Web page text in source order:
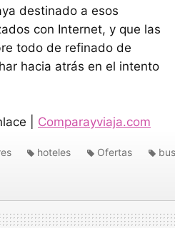
destinado a esos
con Internet, y que las
todo de refinado de
hacia atrás en el intento
| Comparayviaja.com
hoteles Ofertas